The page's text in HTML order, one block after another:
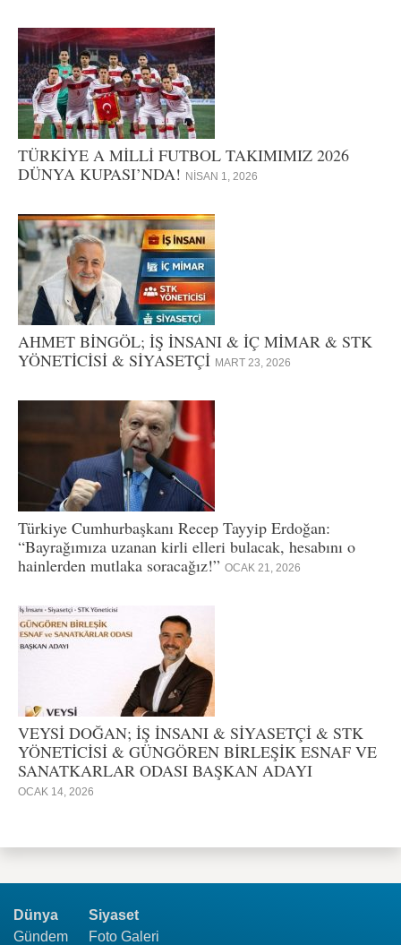
TÜRKİYE A MİLLİ FUTBOL TAKIMIMIZ 2026
DÜNYA KUPASI’NDA! NISAN 1, 2026
AHMET BİNGÖL; İŞ İNSANI & İÇ MİMAR & STK
YÖNETİCİSİ & SİYASETÇİ MART 23, 2026
Türkiye Cumhurbaşkanı Recep Tayyip Erdoğan:
“Bayrağımıza uzanan kirli elleri bulacak, hesabını o
hainlerden mutlaka soracağız!” OCAK 21, 2026
VEYSİ DOĞAN; İŞ İNSANI & SİYASETÇİ & STK
YÖNETİCİSİ & GÜNGÖREN BİRLEŞİK ESNAF VE
SANATKARLAR ODASI BAŞKAN ADAYI
OCAK 14, 2026
Dünya
Gündem
Siyaset
Foto Galeri